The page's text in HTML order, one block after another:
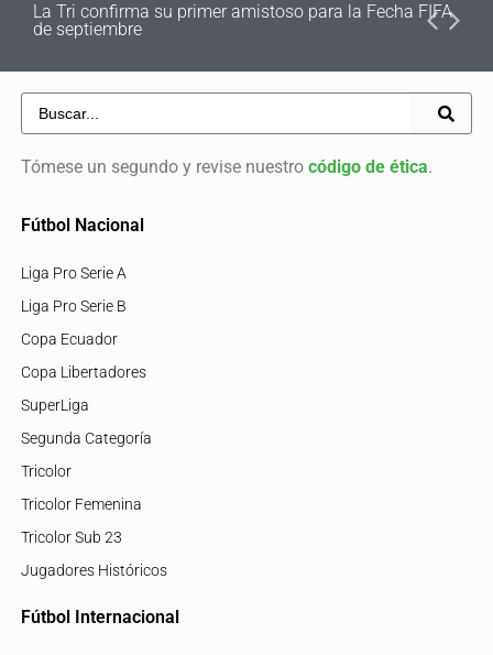
La Tri confirma su primer amistoso para la Fecha FIFA
de septiembre
Tómese un segundo y revise nuestro código de ética.
Fútbol Nacional
Liga Pro Serie A
Liga Pro Serie B
Copa Ecuador
Copa Libertadores
SuperLiga
Segunda Categoría
Tricolor
Tricolor Femenina
Tricolor Sub 23
Jugadores Históricos
Fútbol Internacional